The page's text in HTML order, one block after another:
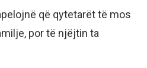
që qytetarët të mos
por të njëjtin ta